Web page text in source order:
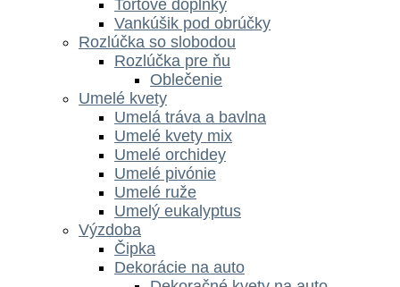
Tortové doplnky
Vankúšik pod obrúčky
Rozlúčka so slobodou
Rozlúčka pre ňu
Oblečenie
Umelé kvety
Umelá tráva a bavlna
Umelé kvety mix
Umelé orchidey
Umelé pivónie
Umelé ruže
Umelý eukalyptus
Výzdoba
Čipka
Dekorácie na auto